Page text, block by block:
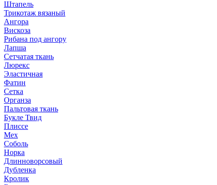
Штапель
Трикотаж вязаный
Ангора
Вискоза
Рибана под ангору
Лапша
Сетчатая ткань
Люрекс
Эластичная
Фатин
Сетка
Органза
Пальтовая ткань
Букле Твид
Плиссе
Мех
Соболь
Норка
Длинноворсовый
Дубленка
Кролик